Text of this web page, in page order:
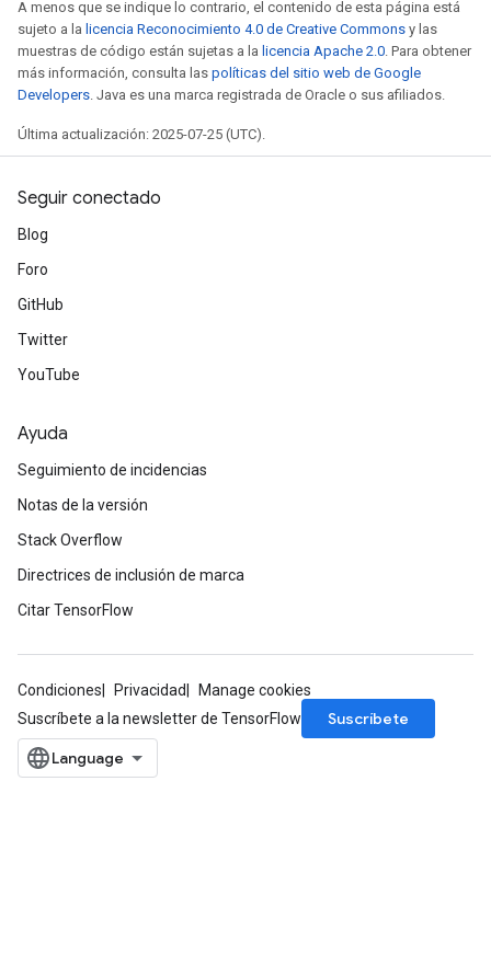
A menos que se indique lo contrario, el contenido de esta página está
sujeto a la licencia Reconocimiento 4.0 de Creative Commons y las
muestras de código están sujetas a la licencia Apache 2.0 . Para obtener
más información, consulta las políticas del sitio web de Google
Developers . Java es una marca registrada de Oracle o sus afiliados.
Última actualización: 2025-07-25 (UTC).
Seguir conectado
Blog
Foro
GitHub
Twitter
YouTube
Ayuda
Seguimiento de incidencias
Notas de la versión
Stack Overflow
Directrices de inclusión de marca
Citar TensorFlow
Condiciones Privacidad
Manage cookies
Suscríbete a la newsletter de TensorFlow
Suscríbete